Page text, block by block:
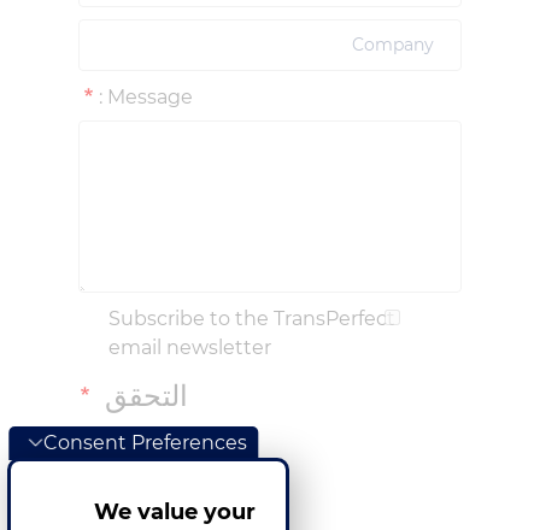
Message :
Subscribe to the TransPerfect
email newsletter
التحقق
Consent Preferences
We value your